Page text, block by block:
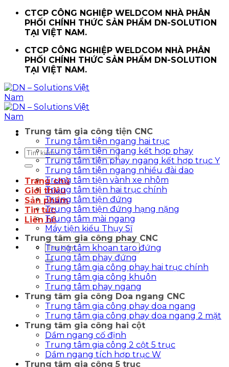
ChuyểnCTCP CÔNG NGHIỆP WELDCOM NHÀ PHÂN
PHỐI CHÍNH THỨC SẢN PHẨM DN-SOLUTION
TẠI VIỆT NAM.
CTCP CÔNG NGHIỆP WELDCOM NHÀ PHÂN
PHỐI CHÍNH THỨC SẢN PHẨM DN-SOLUTION
TẠI VIỆT NAM.
Tìm
kiếm:
Trang chủ
Giới thiệu
Sản phẩm
Tin tức
Liên hệ
Tìm
kiếm:
Trung tâm gia công tiện CNC
Trung tâm tiện ngang hai trục
Trung tâm tiện ngang kết hợp phay
Trung tâm tiện phay ngang kết hợp trục Y
Trung tâm tiện ngang nhiều đài dao
Trung tâm tiện vành xe nhôm
Trung tâm tiện hai trục chính
Trung tâm tiện đứng
Trung tâm tiện đứng hạng nặng
Trung tâm mài ngang
Máy tiện kiểu Thụy Sĩ
Trung tâm gia công phay CNC
Trung tâm khoan taro đứng
Trung tâm phay đứng
Trung tâm gia công phay hai trục chính
Trung tâm gia công khuôn
Trung tâm phay ngang
Trung tâm gia công Doa ngang CNC
Trung tâm gia công phay doa ngang
Trung tâm gia công phay doa ngang 2 mặt
Trung tâm gia công hai cột
Dầm ngang cố định
Trung tâm gia công 2 cột 5 trục
Dầm ngang tích hợp trục W
Trung tâm gia công 5 trục